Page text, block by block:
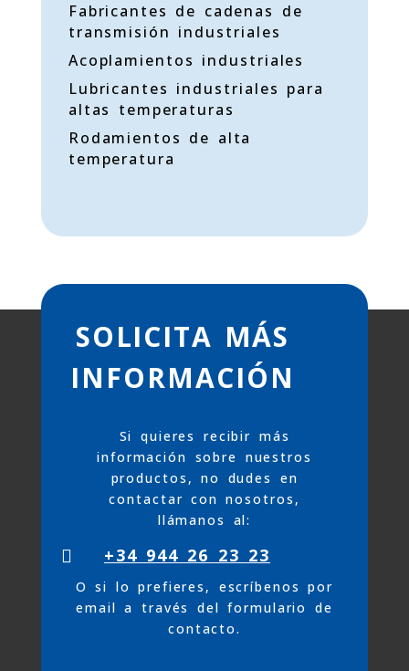
Fabricantes de cadenas de
transmisión industriales
Acoplamientos industriales
Lubricantes industriales para
altas temperaturas
Rodamientos de alta
temperatura
SOLICITA MÁS
INFORMACIÓN
Si quieres recibir más
información sobre nuestros
productos, no dudes en
contactar con nosotros,
llámanos al:
 +34 944 26 23 23
O si lo prefieres, escríbenos por
email a través del formulario de
contacto.